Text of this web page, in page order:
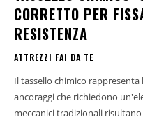
CORRETTO PER
RESISTENZA
ATTREZZI FAI DA TE
Il tassello chimico
ancoraggi che richiedono
meccanici tradizionali